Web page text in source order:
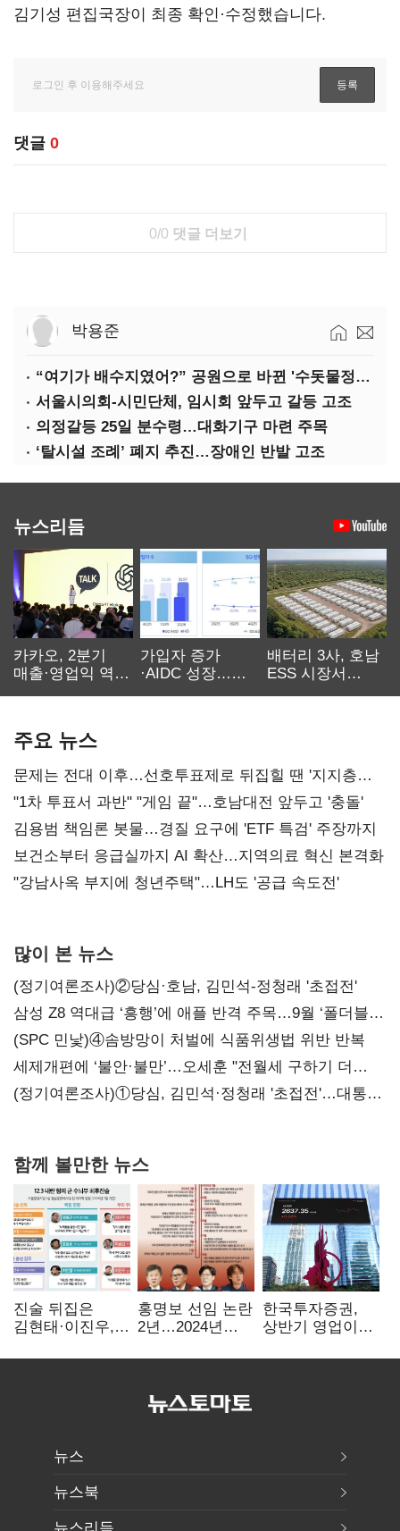
김기성 편집국장이 최종 확인·수정했습니다.
댓글 0
0/0 댓글 더보기
박용준
“여기가 배수지였어?” 공원으로 바뀐 '수돗물정거장'
서울시의회-시민단체, 임시회 앞두고 갈등 고조
의정갈등 25일 분수령…대화기구 마련 주목
‘탈시설 조례’ 폐지 추진…장애인 반발 고조
뉴스리듬
카카오, 2분기
매출·영업익 역대
가입자 증가
·AIDC 성장…
배터리 3사, 호남
ESS 시장서
주요 뉴스
문제는 전대 이후…선호투표제로 뒤집힐 땐 '지지층
불복'
"1차 투표서 과반" "게임 끝"…호남대전 앞두고 '충돌'
김용범 책임론 봇물…경질 요구에 'ETF 특검' 주장까지
보건소부터 응급실까지 AI 확산…지역의료 혁신 본격화
"강남사옥 부지에 청년주택"…LH도 '공급 속도전'
많이 본 뉴스
(정기여론조사)②당심·호남, 김민석-정청래 '초접전'
삼성 Z8 역대급 ‘흥행’에 애플 반격 주목…9월 ‘폴더블
대전’
(SPC 민낯)④솜방망이 처벌에 식품위생법 위반 반복
세제개편에 ‘불안·불만’…오세훈 "전월세 구하기 더
힘들어질 것"
(정기여론조사)①당심, 김민석·정청래 '초접전'…대통령
함께 볼만한 뉴스
진술 뒤집은
김현태·이진우,
헌신"…법정서
홍명보 선임 논란
2년…2024년
압색까지
한국투자증권,
상반기 영업이익
전년비 89.1%↑
뉴스
뉴스북